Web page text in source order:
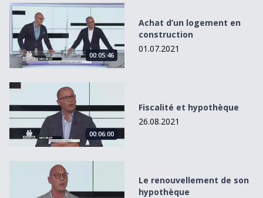
Achat d’un logement en construction
00:05:46
Achat d’un logement en
construction
01.07.2021
Fiscalité et hypothèque
00:06:00
Fiscalité et hypothèque
26.08.2021
Le renouvellement de son hypothèque
Le renouvellement de son
hypothèque